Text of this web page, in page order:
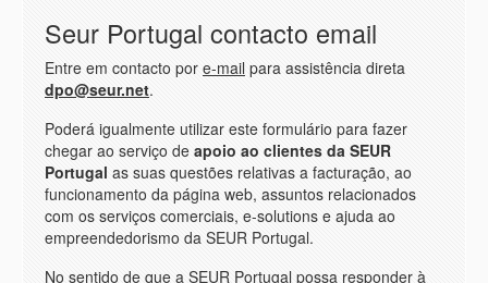
Seur Portugal contacto email
Entre em contacto por e-mail para assistência direta
dpo@seur.net.
Poderá igualmente utilizar este formulário para fazer
chegar ao serviço de apoio ao clientes da SEUR
Portugal as suas questões relativas a facturação, ao
funcionamento da página web, assuntos relacionados
com os serviços comerciais, e-solutions e ajuda ao
empreendedorismo da SEUR Portugal.
No sentido de que a SEUR Portugal possa responder à